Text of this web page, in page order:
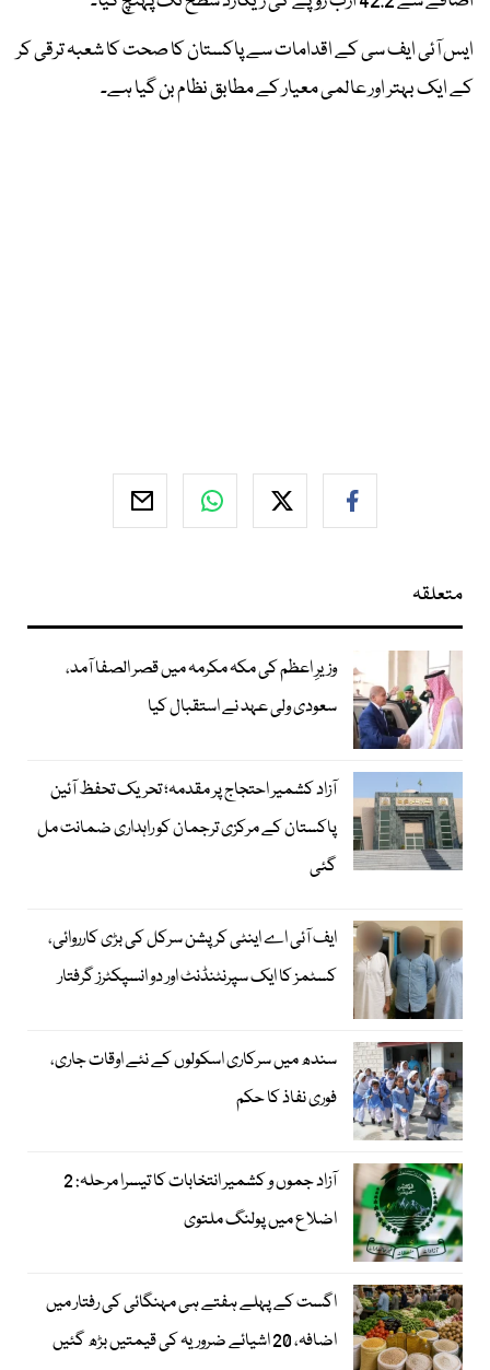
ایس آئی ایف سی کے اقدامات سے پاکستان کا صحت کا شعبہ ترقی کر
کے ایک بہتر اور عالمی معیار کے مطابق نظام بن گیا ہے۔
متعلقہ
وزیرِ اعظم کی مکہ مکرمہ میں قصر الصفا آمد،
سعودی ولی عہد نے استقبال کیا
آزاد کشمیر احتجاج پر مقدمہ؛ تحریک تحفظ آئین
پاکستان کے مرکزی ترجمان کو راہداری ضمانت مل
گئی
ایف آئی اے اینٹی کرپشن سرکل کی بڑی کارروائی،
کسٹمز کا ایک سپرنٹنڈنٹ اور دو انسپکٹرز گرفتار
سندھ میں سرکاری اسکولوں کے نئے اوقات جاری،
فوری نفاذ کا حکم
آزاد جموں و کشمیر انتخابات کا تیسرا مرحلہ: 2
اضلاع میں پولنگ ملتوی
اگست کے پہلے ہفتے ہی مہنگائی کی رفتار میں
اضافہ، 20 اشیائے ضروریہ کی قیمتیں بڑھ گئیں